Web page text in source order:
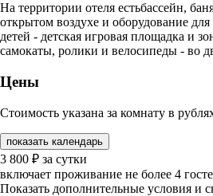
На территории отеля естьбассейн,
открытом воздухе и оборудование
детей - детская игровая площадка и
самокаты, ролики и велосипеды - во
Цены
Стоимость указана за комнату в
показать календарь
3 800 ₽ за сутки
включает проживание не более 4
Показать дополнительные условия и